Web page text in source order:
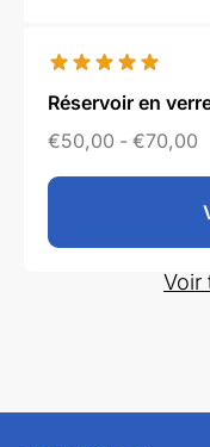
Réservoir en
€50,00 - €70,00
Voir